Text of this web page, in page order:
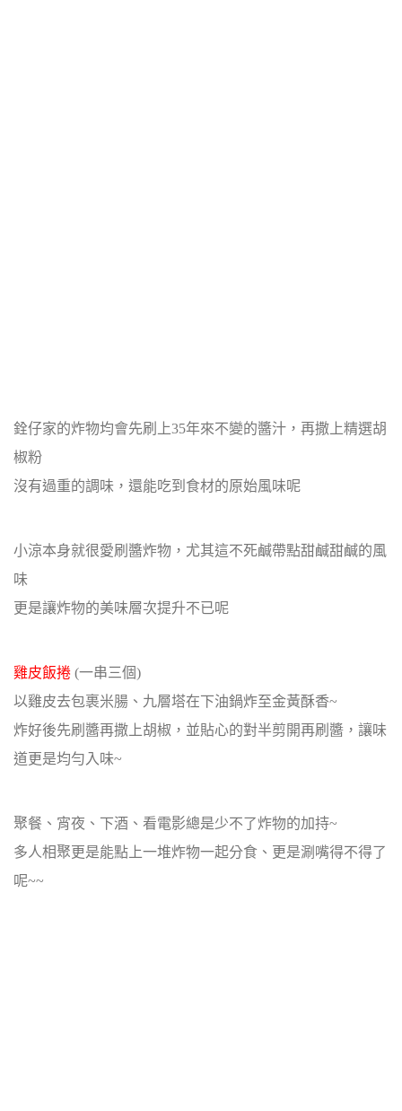
銓仔家的炸物均會先刷上35年來不變的醬汁，再撒上精選胡
椒粉
沒有過重的調味，還能吃到食材的原始風味呢
小涼本身就很愛刷醬炸物，尤其這不死鹹帶點甜鹹甜鹹的風
味
更是讓炸物的美味層次提升不已呢
雞皮飯捲 (一串三個)
以雞皮去包裹米腸、九層塔在下油鍋炸至金黃酥香~
炸好後先刷醬再撒上胡椒，並貼心的對半剪開再刷醬，讓味
道更是均勻入味~
聚餐、宵夜、下酒、看電影總是少不了炸物的加持~
多人相聚更是能點上一堆炸物一起分食、更是涮嘴得不得了
呢~~